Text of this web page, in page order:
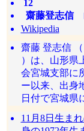
12
齋藤登志信
Wikipedia
齋藤 登志信
）は、山形県
会宮城支部に
ー以来、出身
日付で宮城県
11月8日生まれ